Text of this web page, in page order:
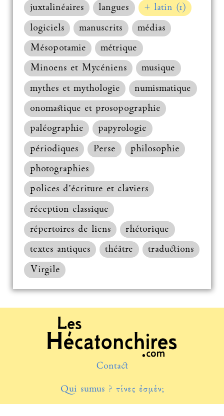
juxtalinéaires
langues
+ latin (1)
logiciels
manuscrits
médias
Mésopotamie
métrique
Minoens et Mycéniens
musique
mythes et mythologie
numismatique
onomastique et prosopographie
paléographie
papyrologie
périodiques
Perse
philosophie
photographies
polices d’écriture et claviers
réception classique
répertoires de liens
rhétorique
textes antiques
théâtre
traductions
Virgile
Contact
Qui sumus ? τίνες ἐσμέν;